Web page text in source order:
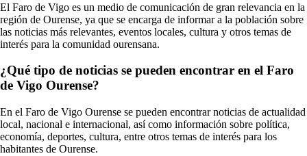
El Faro de Vigo es un medio de comunicación de gran relevancia en la
región de Ourense, ya que se encarga de informar a la población sobre
las noticias más relevantes, eventos locales, cultura y otros temas de
interés para la comunidad ourensana.
¿Qué tipo de noticias se pueden encontrar en el Faro
de Vigo Ourense?
En el Faro de Vigo Ourense se pueden encontrar noticias de actualidad
local, nacional e internacional, así como información sobre política,
economía, deportes, cultura, entre otros temas de interés para los
habitantes de Ourense.